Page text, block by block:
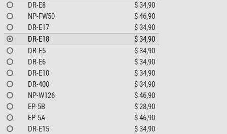
DR-E8
$ 34,90
NP-FW50
$ 46,90
DR-E17
$ 34,90
DR-E18
$ 34,90
DR-E5
$ 34,90
DR-E6
$ 34,90
DR-E10
$ 34,90
DR-400
$ 34,90
NP-W126
$ 46,90
EP-5B
$ 28,90
EP-5A
$ 46,90
DR-E15
$ 34,90